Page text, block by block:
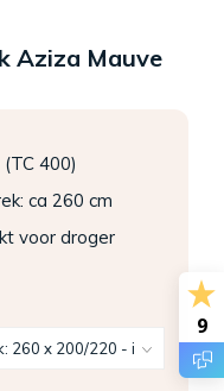
Aziza Mauve
400)
ca 260 cm
voor droger
9